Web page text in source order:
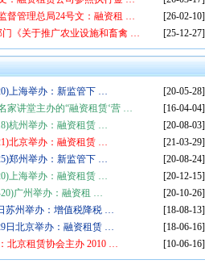
[26-02-10]
督管理总局24号文：融资租 …
[25-12-27]
门《关于推广农业设施和畜禽 …
[20-05-28]
上海举办：新监管下 …
[16-04-04]
家讲堂主办的“融资租赁‘营 …
[20-08-03]
杭州举办：融资租赁 …
[21-03-29]
北京举办：融资租赁 …
[20-08-24]
郑州举办：新监管下 …
[20-12-15]
上海举办：融资租赁 …
[20-10-26]
20)广州举办：融资租 …
[18-08-13]
苏州举办：增值税降税 …
[18-06-16]
日北京举办：融资租赁 …
[10-06-16]
北京租赁协会主办 2010 …